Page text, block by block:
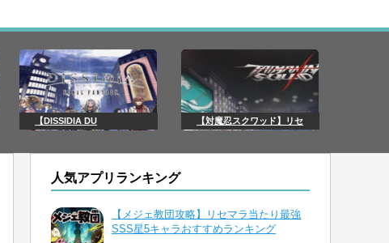
【DISSIDIA DU 【対魔忍スクワッド】リセ
人気アプリランキング
【メジェ教団攻略】リセマラ当たり最強
SSS星5キャラおすすめランキング